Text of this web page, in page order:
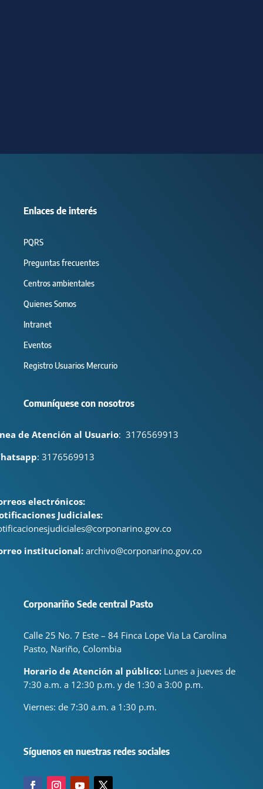
Enlaces de interés
PQRS
Preguntas frecuentes
Centros ambientales
Quienes Somos
Intranet
Eventos
Registro Usuarios Mercurio
Comuníquese con nosotros
de Atención al Usuario: 3176569913
: 3176569913
electrónicos:
Judiciales:
institucional: archivo@corponarino.gov.co
Corponariño Sede central Pasto
Calle 25 No. 7 Este – 84 Finca Lope Via La Carolina
Pasto, Nariño, Colombia
Horario de Atención al público: Lunes a jueves de
7:30 a.m. a 12:30 p.m. y de 1:30 a 3:00 p.m.
Viernes: de 7:30 a.m. a 1:30 p.m.
Síguenos en nuestras redes sociales